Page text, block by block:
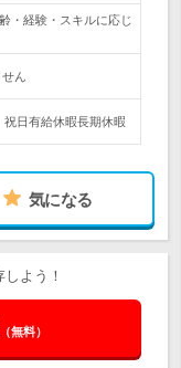
・経験・スキルに応じ
ん
日有給休暇長期休暇
気になる
よう！
無料）